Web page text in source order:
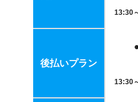
外国人名義の場合は、韓国の法
13:30
後払いプラン
13:30